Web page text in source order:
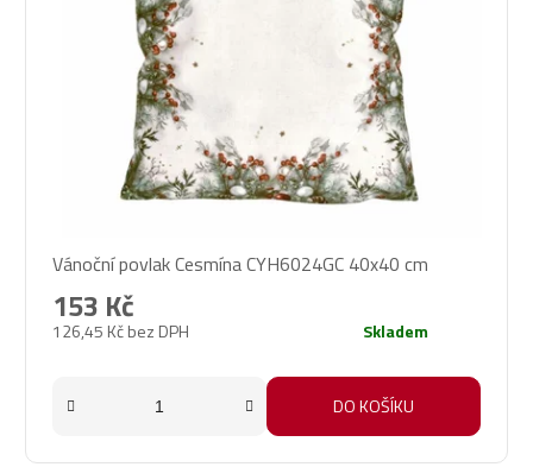
Vánoční povlak Cesmína CYH6024GC 40x40 cm
126,45 Kč bez DPH
153 Kč
Skladem
DO KOŠÍKU